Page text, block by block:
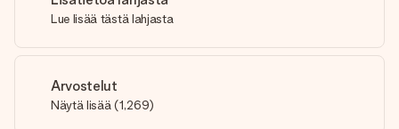
Lue lisää tästä lahjasta
Arvostelut
Näytä lisää (1,269)